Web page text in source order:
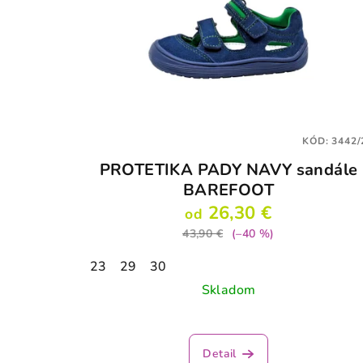
PROTETIKA PADY NAVY sandále
BAREFOOT
od 26,30 €
43,90 € (–40 %)
23 29
30
Skladom
Detail
KÓD:3442/